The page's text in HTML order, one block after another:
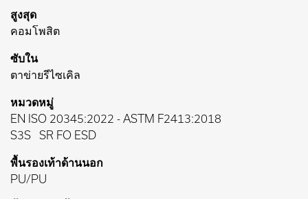
สูงสุด
คอมโพสิต
ซับใน
ตาข่ายรีไซเคิล
หมวดหมู่
EN ISO 20345:2022 - ASTM F2413:2018
S3S
SR FO ESD
พื้นรองเท้าด้านนอก
PU/PU